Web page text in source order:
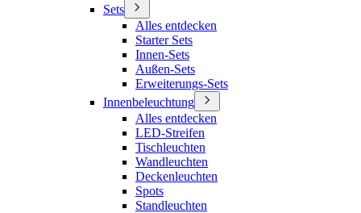
Sets
Alles entdecken
Starter Sets
Innen-Sets
Außen-Sets
Erweiterungs-Sets
Innenbeleuchtung
Alles entdecken
LED-Streifen
Tischleuchten
Wandleuchten
Deckenleuchten
Spots
Standleuchten